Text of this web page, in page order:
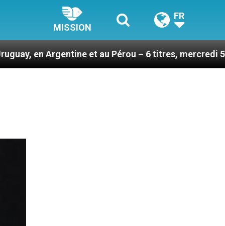
MISSION
FR
et au Pérou – 6 titres, mercredi 5 août 2026